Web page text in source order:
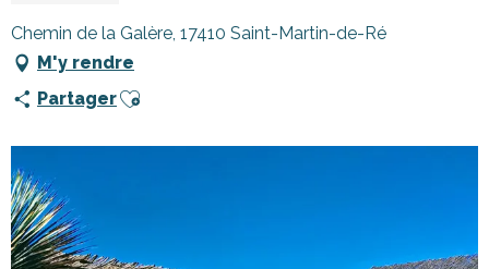
Chemin de la Galère, 17410 Saint-Martin-de-Ré
M'y rendre
PartagerAjouter aux favoris